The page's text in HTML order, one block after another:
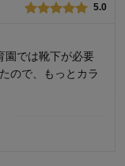
5.0
園では靴下が必要
ので、もっとカラ